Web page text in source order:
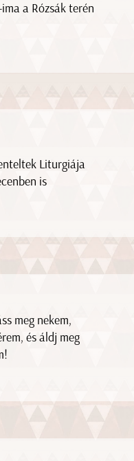
ima a Rózsák terén
Liturgiája
is
meg nekem,
és áldj meg